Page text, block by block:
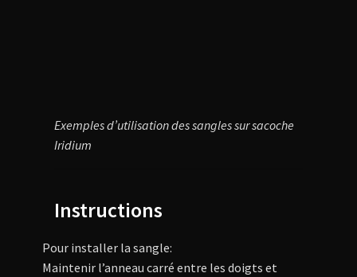
Exemples d’utilisation des sangles sur sacoche
Iridium
Instructions
Pour installer la sangle:
Maintenir l’anneau carré entre les doigts et